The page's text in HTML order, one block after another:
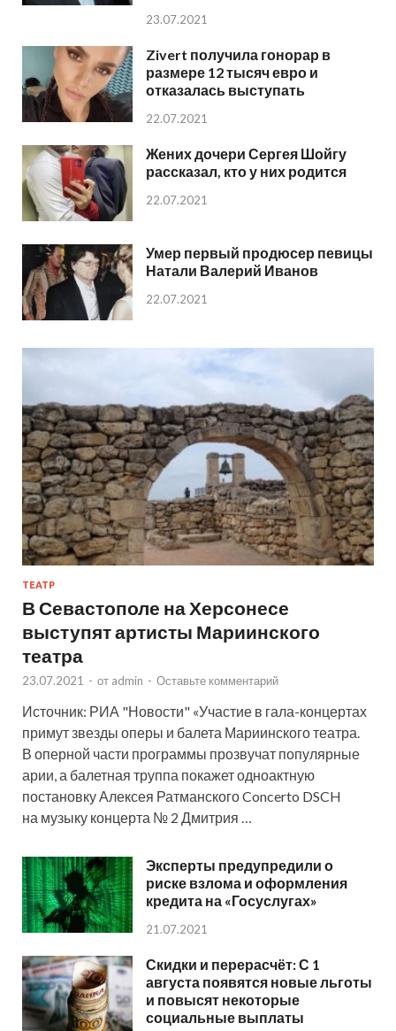
23.07.2021
Zivert получила гонорар в
размере 12 тысяч евро и
отказалась выступать
22.07.2021
Жених дочери Сергея Шойгу
рассказал, кто у них родится
22.07.2021
Умер первый продюсер певицы
Натали Валерий Иванов
22.07.2021
ТЕАТР
В Севастополе на Херсонесе
выступят артисты Мариинского
театра
23.07.2021 - от admin - Оставьте комментарий
Источник: РИА "Новости" «Участие в гала-концертах
примут звезды оперы и балета Мариинского театра.
В оперной части программы прозвучат популярные
арии, а балетная труппа покажет одноактную
постановку Алексея Ратманского Concerto DSCH
на музыку концерта № 2 Дмитрия …
Эксперты предупредили о
риске взлома и оформления
кредита на «Госуслугах»
21.07.2021
Скидки и перерасчёт: С 1
августа появятся новые льготы
и повысят некоторые
социальные выплаты